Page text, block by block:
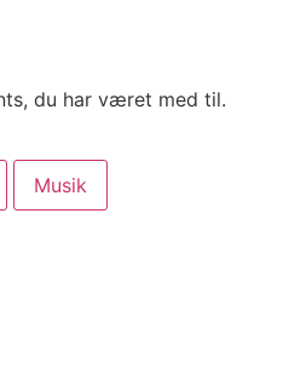
du har været med til.
Musik